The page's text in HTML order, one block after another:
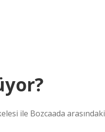
ile Bozcaada arasındaki